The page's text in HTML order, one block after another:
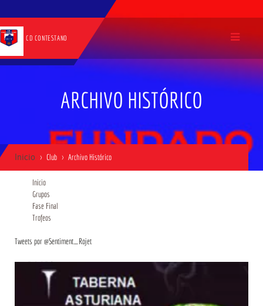
CD CONTESTANO
ARCHIVO HISTÓRICO
Inicio Club Archivo Histórico
Inicio
Grupos
Fase Final
Trofeos
Liga Futbol 7 Cocentaina
Liga de futbol7 para mayores de 30 años con posibilidad de participar en la Champions
Tweets por @Sentiment_Rojet